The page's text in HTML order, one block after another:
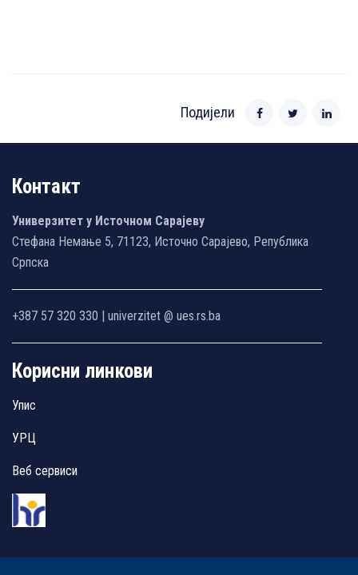
Подијели
Контакт
Универзитет у Источном Сарајеву
Стефана Немање 5, 71123, Источно Сарајево, Република
Српска
+387 57 320 330 | univerzitet @ ues.rs.ba
Корисни линкови
Упис
УРЦ
Веб сервиси